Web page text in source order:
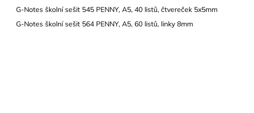
G-Notes školní sešit 545 PENNY, A5, 40 listů, čtvereček 5x5mm
G-Notes školní sešit 564 PENNY, A5, 60 listů, linky 8mm